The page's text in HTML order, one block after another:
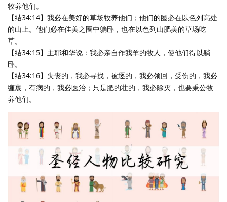
牧养他们。
【结34:14】我必在美好的草场牧养他们；他们的圈必在以色列高处
的山上。他们必在佳美之圈中躺卧，也在以色列山肥美的草场吃
草。
【结34:15】主耶和华说：我必亲自作我羊的牧人，使他们得以躺
卧。
【结34:16】失丧的，我必寻找，被逐的，我必领回，受伤的，我必
缠裹，有病的，我必医治；只是肥的壮的，我必除灭，也要秉公牧
养他们。